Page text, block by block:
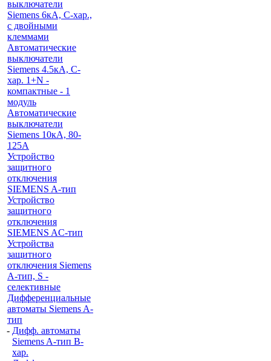
выключатели
Siemens 6кА, C-хар.,
с двойными
клеммами
Автоматические
выключатели
Siemens 4.5кА, C-
хар. 1+N -
компактные - 1
модуль
Автоматические
выключатели
Siemens 10кА, 80-
125A
Устройство
защитного
отключения
SIEMENS A-тип
Устройство
защитного
отключения
SIEMENS AС-тип
Устройства
защитного
отключения Siemens
A-тип, S -
селективные
Дифференциальные
автоматы Siemens A-
тип
- Дифф. автоматы
Siemens A-тип B-
хар.